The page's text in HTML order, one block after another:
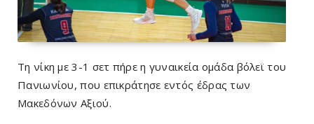
Τη νίκη με 3-1 σετ πήρε η γυναικεία ομάδα βόλεϊ του
Πανιωνίου, που επικράτησε εντός έδρας των
Μακεδόνων Αξιού.